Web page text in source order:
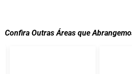
Confira Outras Áreas que